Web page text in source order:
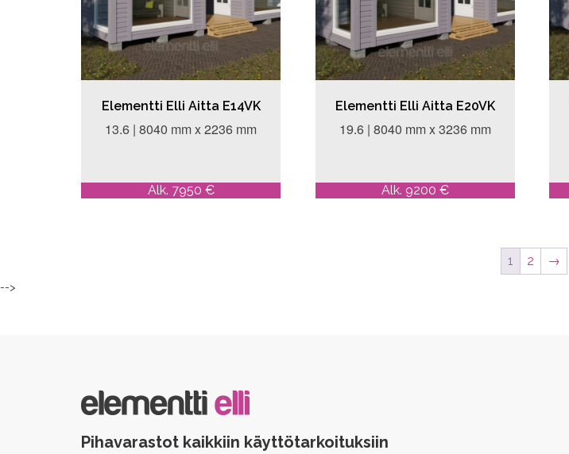
Elementti Elli Aitta E14VK
13.6 | 8040 mm x 2236 mm
Alk. 7950 €
Elementti Elli Aitta E20VK
19.6 | 8040 mm x 3236 mm
Alk. 9200 €
1 2 →
-->
Pihavarastot kaikkiin käyttötarkoituksiin